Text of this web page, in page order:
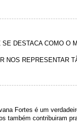
DESTACA COMO O
NOS REPRESENTAR
Fortes é um
também contribuiram